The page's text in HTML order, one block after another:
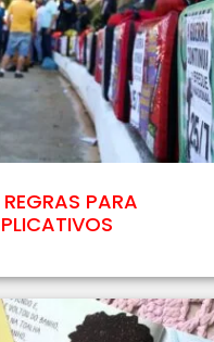
PARA